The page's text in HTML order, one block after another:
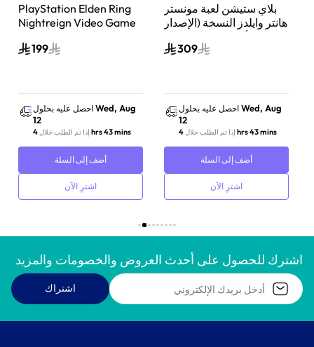
PlayStation Elden Ring
Nightreign Video Game
199
احصل عليه بحلول Wed, Aug
12
إذا تم الطلب خلال 4 hrs 43 mins
أضف إلى السلة
اشترِ الآن
بلاي ستيشن لعبة مونستر
هانتر وايلدز النسخة (الإصدار
ثلاثي الأبعاد المتحرك) بلاي
ستيشن 5
309
احصل عليه بحلول Wed, Aug
12
إذا تم الطلب خلال 4 hrs 43 mins
أضف إلى السلة
اشترِ الآن
اشترك للحصول على أحدث العروض والخصومات والمزيد
اشتراك